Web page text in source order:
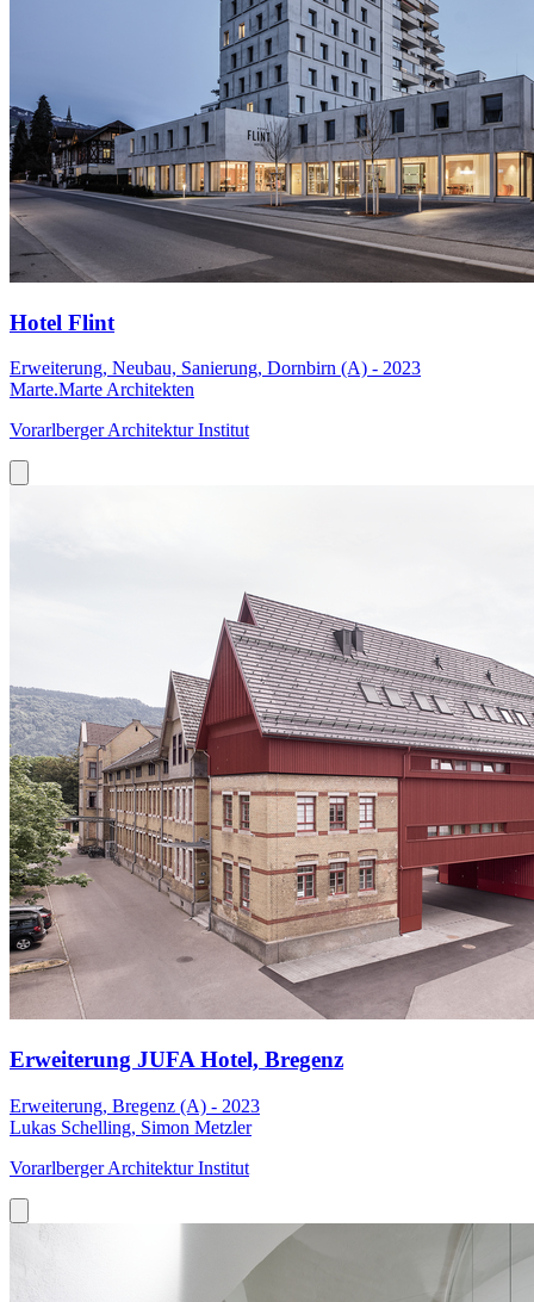
Hotel Flint
Erweiterung, Neubau, Sanierung, Dornbirn (A) - 2023
Marte.Marte Architekten
Vorarlberger Architektur Institut
Erweiterung JUFA Hotel, Bregenz
Erweiterung, Bregenz (A) - 2023
Lukas Schelling, Simon Metzler
Vorarlberger Architektur Institut